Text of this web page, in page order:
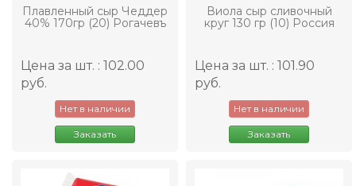
Плавленный сыр Чеддер
40% 170гр (20) Рогачевъ
Цена за шт. : 102.00
руб.
Нет в наличии
Заказать
Виола сыр сливочный
круг 130 гр (10) Россия
Цена за шт. : 101.90
руб.
Нет в наличии
Заказать